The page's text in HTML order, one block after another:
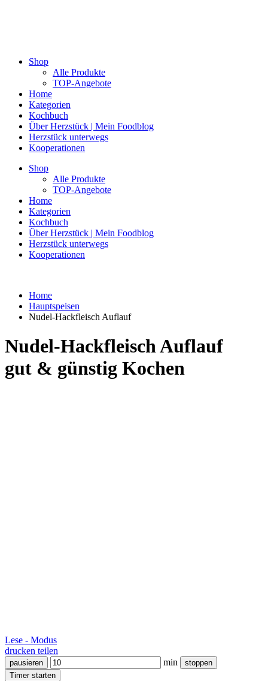
Shop
Alle Produkte
TOP-Angebote
Home
Kategorien
Kochbuch
Über Herzstück | Mein Foodblog
Herzstück unterwegs
Kooperationen
Shop
Alle Produkte
TOP-Angebote
Home
Kategorien
Kochbuch
Über Herzstück | Mein Foodblog
Herzstück unterwegs
Kooperationen
Home
Hauptspeisen
Nudel-Hackfleisch Auflauf
Nudel-Hackfleisch Auflauf
gut & günstig Kochen
Lese - Modus
drucken teilen
pausieren min
stoppen
Timer starten